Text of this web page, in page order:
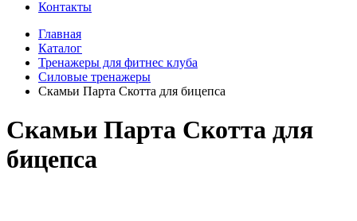
Контакты
Главная
Каталог
Тренажеры для фитнес клуба
Силовые тренажеры
Скамьи Парта Скотта для бицепса
Скамьи Парта Скотта для
бицепса